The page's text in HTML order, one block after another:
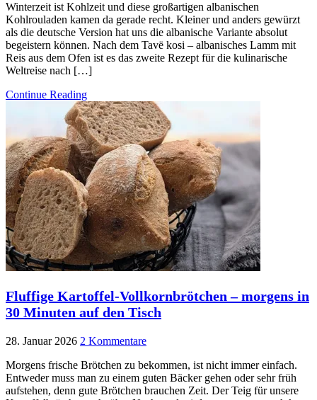
Winterzeit ist Kohlzeit und diese großartigen albanischen
Kohlrouladen kamen da gerade recht. Kleiner und anders gewürzt
als die deutsche Version hat uns die albanische Variante absolut
begeistern können. Nach dem Tavë kosi – albanisches Lamm mit
Reis aus dem Ofen ist es das zweite Rezept für die kulinarische
Weltreise nach […]
Continue Reading
Fluffige Kartoffel-Vollkornbrötchen – morgens in
30 Minuten auf den Tisch
28. Januar 2026 2 Kommentare
Morgens frische Brötchen zu bekommen, ist nicht immer einfach.
Entweder muss man zu einem guten Bäcker gehen oder sehr früh
aufstehen, denn gute Brötchen brauchen Zeit. Der Teig für unsere